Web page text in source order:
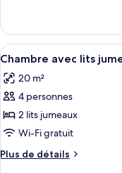
Chambre
Standard
avec
lits
jumeaux,
non-
fumeur
Chambre
Standard
avec
jumeaux,
non-
Afficher
toutes
les
photos
pour
ce
type
de
9
Chambre avec lits
20 m²
4 personnes
2 lits jumeaux
Wi-Fi gratuit
Plus de détails
Plus